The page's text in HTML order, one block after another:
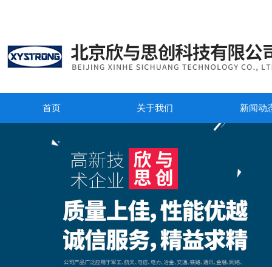
首页 关于我们 新闻动